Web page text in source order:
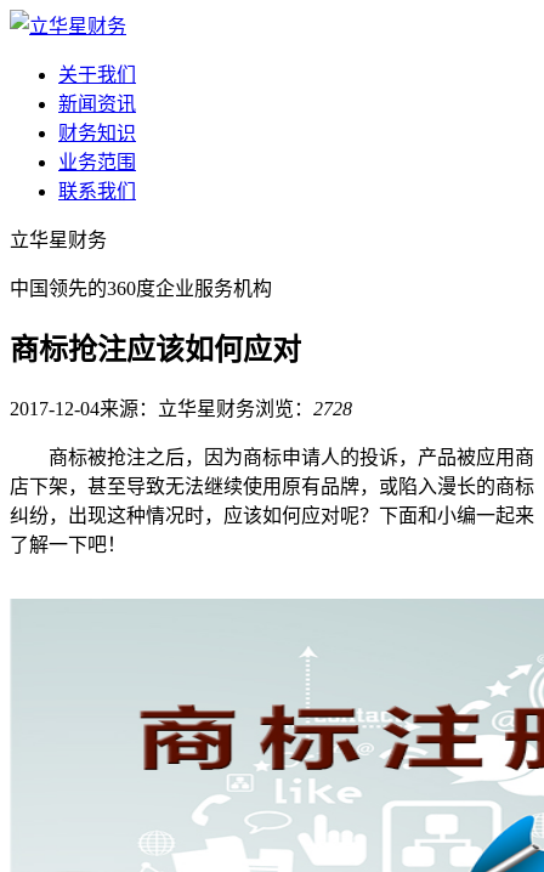
关于我们
新闻资讯
财务知识
业务范围
联系我们
立华星财务
中国领先的360度企业服务机构
商标抢注应该如何应对
2017-12-04来源：立华星财务浏览： 2728
商标被抢注之后，因为商标申请人的投诉，产品被应用商
店下架，甚至导致无法继续使用原有品牌，或陷入漫长的商标
纠纷，出现这种情况时，应该如何应对呢？下面和小编一起来
了解一下吧！